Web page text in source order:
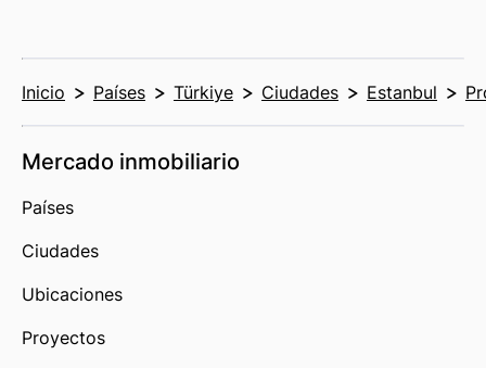
Inicio Países Türkiye Ciudades Estanbul
Mercado inmobiliario
Países
Ciudades
Ubicaciones
Proyectos